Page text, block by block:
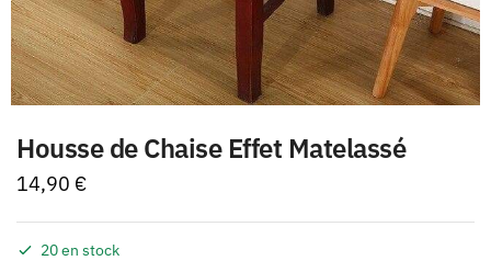
Housse de Chaise Effet Matelassé
14,90 €
20 en stock